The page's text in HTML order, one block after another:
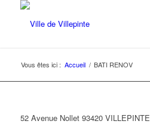
Vous êtes ici : Accueil / BATI RENOV
52 Avenue Nollet 93420 VILLEPINTE